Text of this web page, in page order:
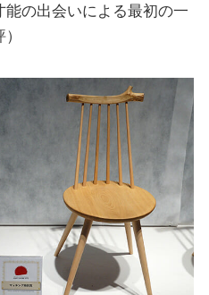
の出会いによる最初の一